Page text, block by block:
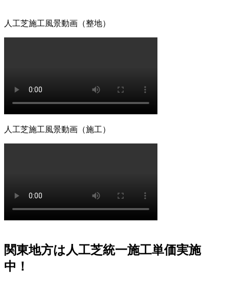
す。その点、ワイズヴェルデの製品は15年の耐用を実証済
みです。長期間の使用に耐えうる高品質な素材選びこそ
いお庭づくりを、専門家の視点から支えます。
「人工芝を導入したいけれど、初期費用が気になる」とい
とが可能です。関東圏内での施工実績はトップクラスを誇
2026.7.1
お庭でのバーベキューは家族や友人との格別なひとときで
人工芝施工風景動画（整地）
人工芝施工風景動画（施工）
関東地方は人工芝統一施工単価実施
中！